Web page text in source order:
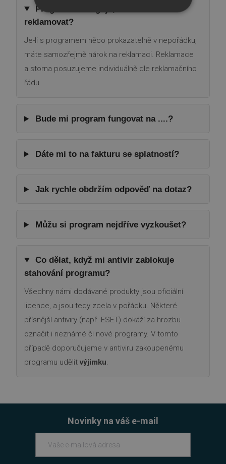
Program nefunguje, můžu ho
reklamovat?
Je-li s programem něco prokazatelně v nepořádku,
máte samozřejmě nárok na reklamaci. Reklamace
a storna posuzujeme individuálně dle reklamačního
řádu.
Bude mi program fungovat na ....?
Dáte mi to na fakturu se splatností?
Jak rychle obdržím odpověď na dotaz?
Můžu si program nejdříve vyzkoušet?
Co dělat, když mi antivir zablokuje
stahování programu?
Všechny námi dodávané produkty jsou oficiální
licence, a jsou tedy zcela v pořádku. Některé
přísnější antiviry (např. ESET) dokáží za hrozbu
označit i neznámé či nové programy. V tomto
případě doporučujeme v antiviru zakoupenému
programu udělit výjimku.
Novinky na váš e-mail
NEZBYTNĚ NUTNÉ SOUBORY
VÝKONOVÉ SOUBORY
SOUBORY CÍLENÍ
Nezbytně nutné soubory
Funkční soubory
Nezařazené soubory
přihlášení uživatele a správa účtu. Webové
stránky nelze bez nezbytně nutných souborů
Název
Doména
_GRECAPTCHA
__cf_bm
Cloudflare Inc.